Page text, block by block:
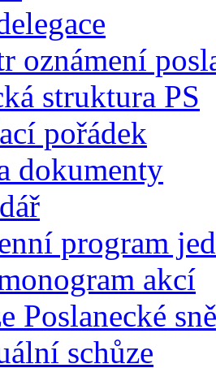
oznámení
struktura PS
pořádek
dokumenty
program
akcí
Poslanecké
schůze